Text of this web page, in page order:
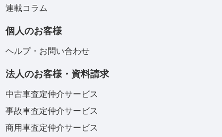
連載コラム
個人のお客様
ヘルプ・お問い合わせ
法人のお客様・資料請求
中古車査定仲介サービス
事故車査定仲介サービス
商用車査定仲介サービス